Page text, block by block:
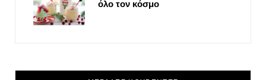
όλο τον κόσμο